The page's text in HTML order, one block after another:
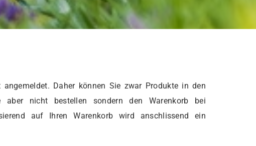
Daher können Sie zwar Produkte in den
aber nicht bestellen sondern den Warenkorb bei
auf Ihren Warenkorb wird anschlissend ein